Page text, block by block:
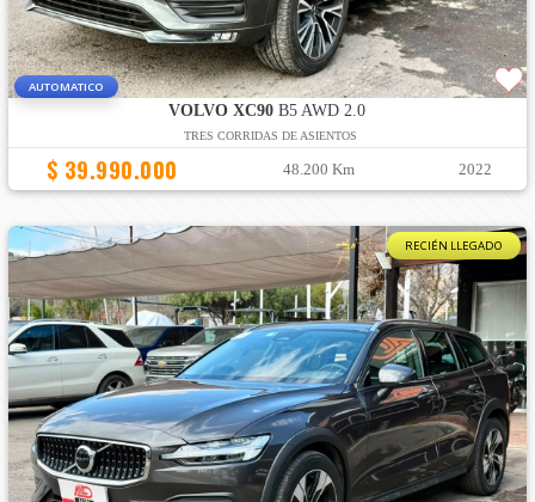
AUTOMATICO
VOLVO XC90 B5 AWD 2.0
TRES CORRIDAS DE ASIENTOS
$ 39.990.000 48.200 Km 2022
RECIÉN LLEGADO